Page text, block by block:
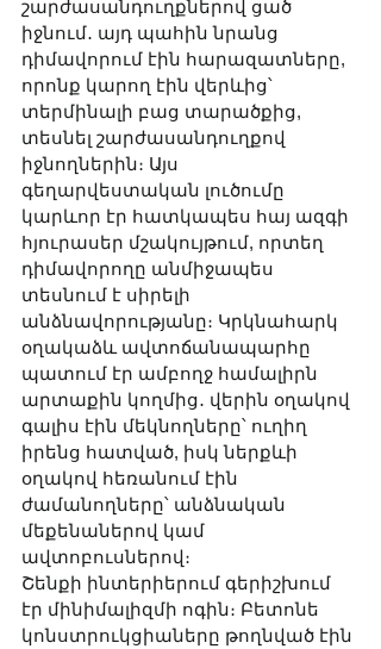
շարժասանդուղքներով ցած
իջնում․ այդ պահին նրանց
դիմավորում էին հարազատները,
որոնք կարող էին վերևից՝
տերմինալի բաց տարածքից,
տեսնել շարժասանդուղքով
իջնողներին։ Այս
գեղարվեստական լուծումը
կարևոր էր հատկապես հայ ազգի
հյուրասեր մշակույթում, որտեղ
դիմավորողը անմիջապես
տեսնում է սիրելի
անձնավորությանը։ Կրկնահարկ
օղակաձև ավտոճանապարհը
պատում էր ամբողջ համալիրն
արտաքին կողմից․ վերին օղակով
գալիս էին մեկնողները՝ ուղիղ
իրենց հատված, իսկ ներքևի
օղակով հեռանում էին
ժամանողները՝ անձնական
մեքենաներով կամ
ավտոբուսներով։
Շենքի ինտերիերում գերիշխում
էր մինիմալիզմի ոգին։ Բետոնե
կոնստրուկցիաները թողնված էին